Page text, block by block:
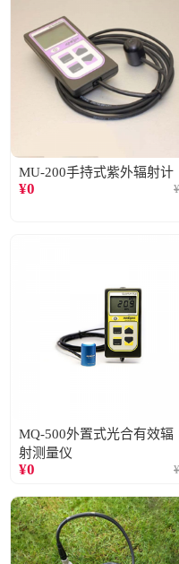
MU-200手持式紫外辐射计
¥0 ¥
MQ-500外置式光合有效辐
射测量仪
¥0 ¥